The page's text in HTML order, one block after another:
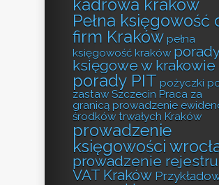
kadrowa kraków
Pełna księgowość
firm Kraków pełna
księgowość kraków porady
księgowe w krakowie
porady PIT pożyczki
zastaw Szczecin Praca za
granicą prowadzenie
środków trwałych Kraków
prowadzenie
księgowości
prowadzenie rejestru
VAT Kraków